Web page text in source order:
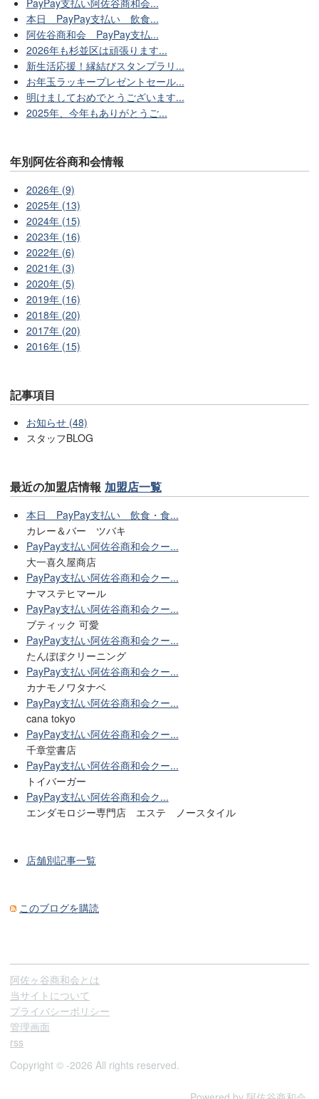
本日 PayPay支払い 飲食...
阿佐谷商和会 PayPay支払...
2026年も杉並区は頑張ります...
新生活応援！縁結びスタンプラリ...
お年玉ラッキープレゼントセール...
明けましておめでとうございます...
2025年、今年もありがとうご...
年別阿佐谷商和会情報
2026年 (9)
2025年 (13)
2024年 (15)
2023年 (16)
2022年 (6)
2021年 (3)
2020年 (5)
2019年 (16)
2018年 (20)
2017年 (20)
2016年 (15)
記事項目
お知らせ (48)
スタッフBLOG
最近の加盟店情報 加盟店一覧
本日 PayPay支払い 飲食・食...
カレー＆バー ツバキ
PayPay支払い阿佐谷商和会クー...
大一喜久屋商店
PayPay支払い阿佐谷商和会クー...
ナマステヒマール
PayPay支払い阿佐谷商和会クー...
ブティック 可愛
PayPay支払い阿佐谷商和会クー...
たんぽぽクリーニング
PayPay支払い阿佐谷商和会クー...
カナモノワタナベ
PayPay支払い阿佐谷商和会クー...
cana tokyo
PayPay支払い阿佐谷商和会クー...
千章堂書店
PayPay支払い阿佐谷商和会クー...
トイバーガー
PayPay支払い阿佐谷商和会ク...
エンダモロジー専門店 エステ ノースタイル
店舗別記事一覧
このブログを購読
阿佐ヶ谷商和会とは
当サイトについて
プライバシーポリシー
管理画面
rss
Copyright © -2026 All rights reserved.